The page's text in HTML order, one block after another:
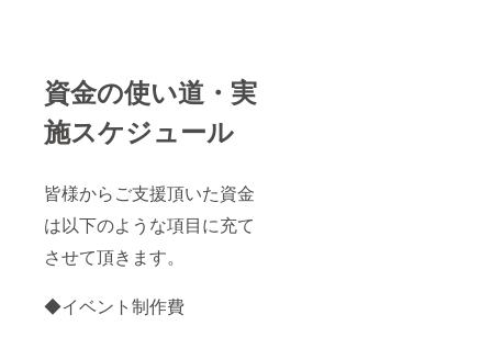
資金の使い道・実
施スケジュール
皆様からご支援頂いた資金
は以下のような項目に充て
させて頂きます。
◆イベント制作費